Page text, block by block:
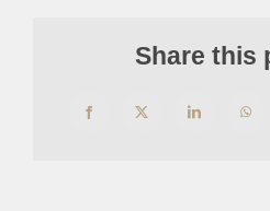
Share this
FacebookX LinkedIn